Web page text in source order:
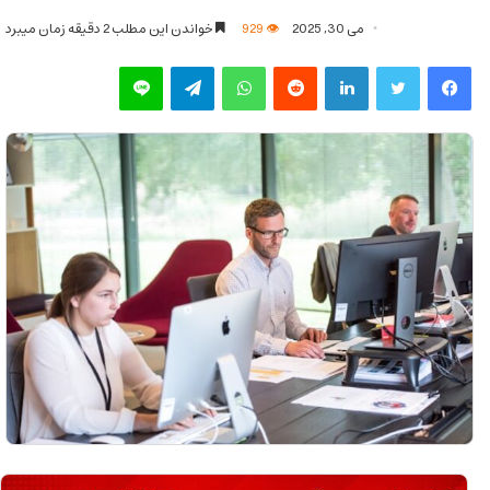
می 30, 2025 خواندن این مطلب 2 دقیقه زمان میبرد
فیس بوک توییتر لینکدین‫رددیت واتس آپ تلگرام لاین